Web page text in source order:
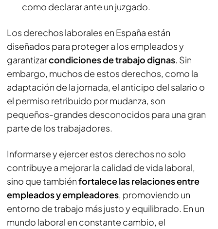
como declarar ante un juzgado.
Los derechos laborales en España están
diseñados para proteger a los empleados y
garantizarcondiciones de trabajo dignas. Sin
embargo, muchos de estos derechos, como la
adaptación de la jornada, el anticipo del salario o
el permiso retribuido por mudanza, son
pequeños-grandes desconocidos para una gran
parte de los trabajadores.
Informarse y ejercer estos derechos no solo
contribuye a mejorar la calidad de vida laboral,
sino que tambiénfortalece las relaciones entre
empleados y empleadores, promoviendo un
entorno de trabajo más justo y equilibrado. En un
mundo laboral en constante cambio, el